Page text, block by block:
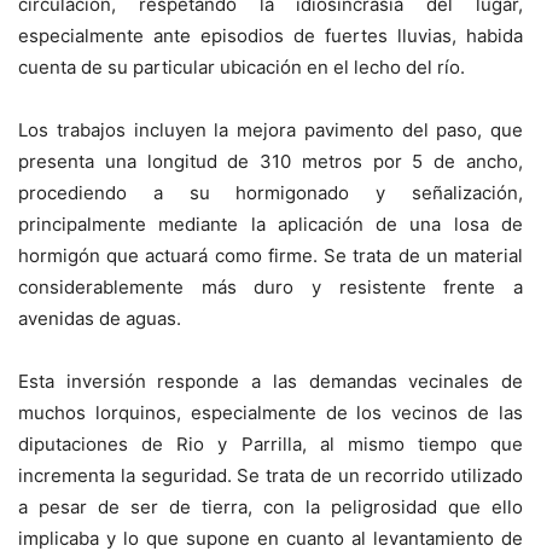
especialmente ante episodios de fuertes lluvias, habida
cuenta de su particular ubicación en el lecho del río.
Los trabajos incluyen la mejora pavimento del paso, que
presenta una longitud de 310 metros por 5 de ancho,
procediendo a su hormigonado y señalización,
principalmente mediante la aplicación de una losa de
hormigón que actuará como firme. Se trata de un material
considerablemente más duro y resistente frente a
avenidas de aguas.
Esta inversión responde a las demandas vecinales de
muchos lorquinos, especialmente de los vecinos de las
diputaciones de Rio y Parrilla, al mismo tiempo que
incrementa la seguridad. Se trata de un recorrido utilizado
a pesar de ser de tierra, con la peligrosidad que ello
implicaba y lo que supone en cuanto al levantamiento de